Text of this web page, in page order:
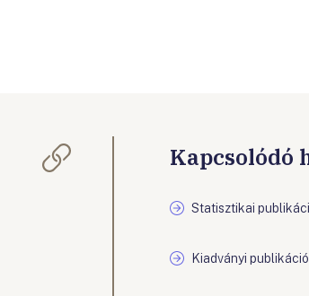
Kapcsolódó
Statisztikai
Kiadványi